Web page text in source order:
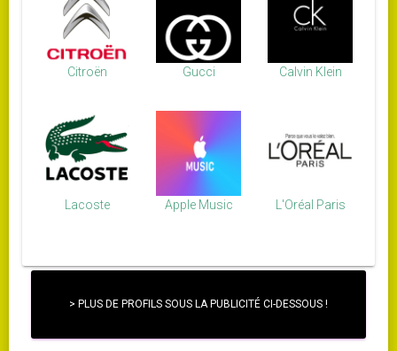
Citroën Gucci Calvin Klein
Lacoste Apple Music L'Oréal Paris
> PLUS DE PROFILS SOUS LA PUBLICITÉ CI-DESSOUS !